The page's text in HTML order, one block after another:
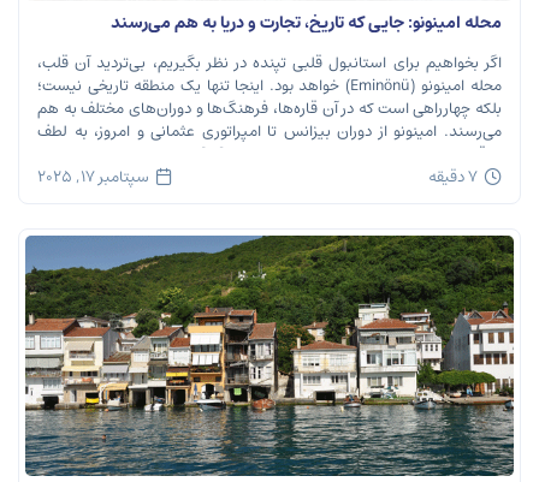
محله امینونو: جایی که تاریخ، تجارت و دریا به هم می‌رسند
اگر بخواهیم برای استانبول قلبی تپنده در نظر بگیریم، بی‌تردید آن قلب،
محله امینونو (Eminönü) خواهد بود. اینجا تنها یک منطقه تاریخی نیست؛
بلکه چهارراهی است که در آن قاره‌ها، فرهنگ‌ها و دوران‌های مختلف به هم
می‌رسند. امینونو از دوران بیزانس تا امپراتوری عثمانی و امروز، به لطف
موقعیت استراتژیک خود در دهانه خلیج شاخ […]
7 دقیقه سپتامبر 17, 2025